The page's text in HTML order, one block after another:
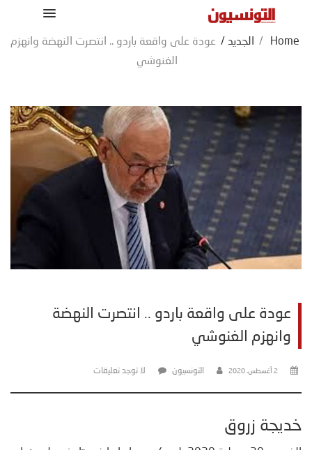
Home
/ الجديد / عودة على واقعة باردو .. انتصرت النهضة وانهزم
الغنوشي
عودة على واقعة باردو .. انتصرت النهضة
وانهزم الغنوشي
2 أغسطس، 2020 التونسيون لا توجد تعليقات
خديجة زروق